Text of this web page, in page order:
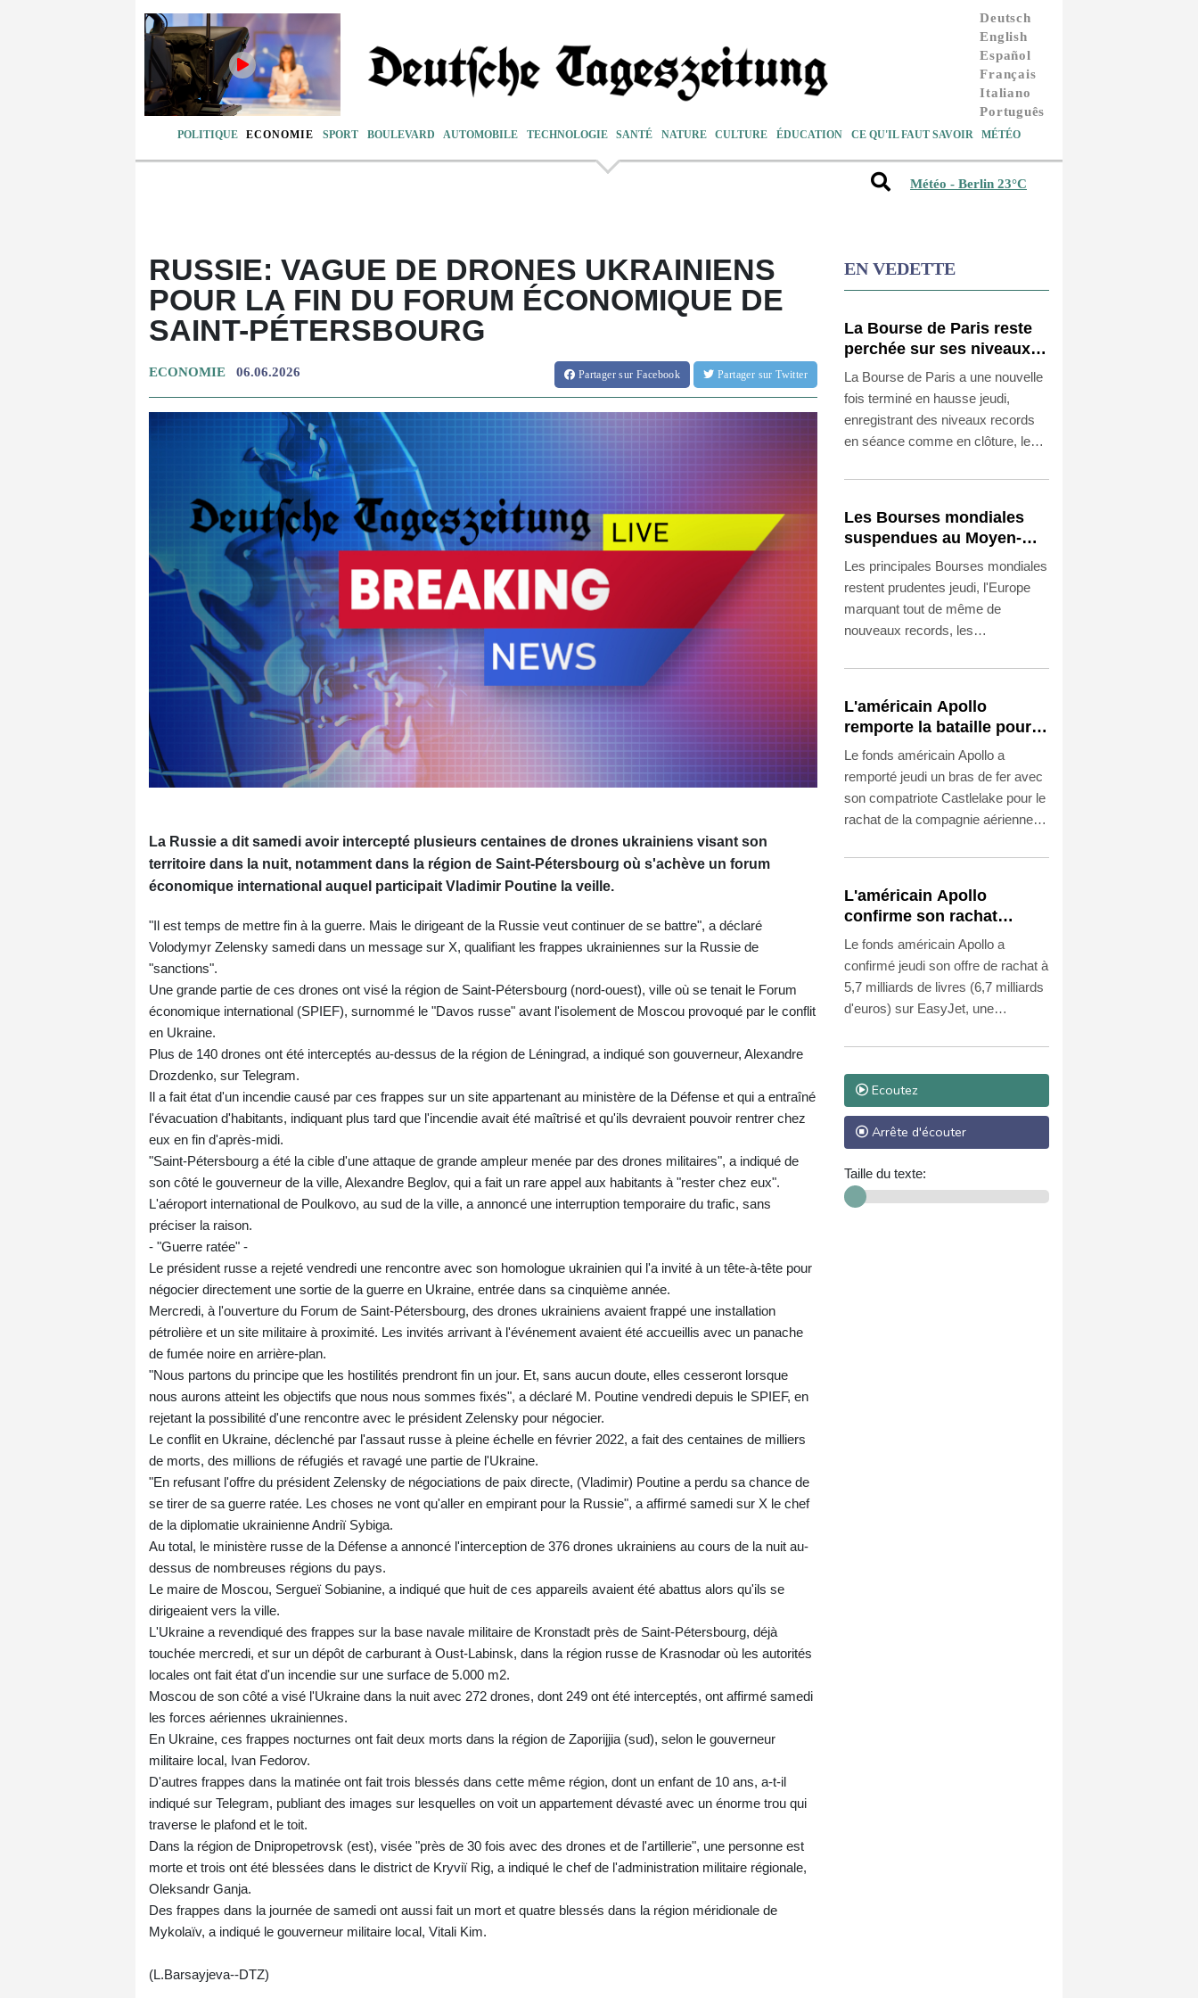
Deutsch
English
Español
Français
Italiano
Português
POLITIQUE ECONOMIE SPORT BOULEVARD AUTOMOBILE TECHNOLOGIE SANTÉ NATURE CULTURE ÉDUCATION CE QU'IL FAUT SAVOIR MÉTÉO
Météo - Berlin 23°C
RUSSIE: VAGUE DE DRONES UKRAINIENS
POUR LA FIN DU FORUM ÉCONOMIQUE DE
SAINT-PÉTERSBOURG
ECONOMIE 06.06.2026 Partagersur Facebook Partager sur Twitter
La Russie a dit samedi avoir intercepté plusieurs centaines de drones ukrainiens visant son
territoire dans la nuit, notamment dans la région de Saint-Pétersbourg où s'achève un forum
économique international auquel participait Vladimir Poutine la veille.
"Il est temps de mettre fin à la guerre. Mais le dirigeant de la Russie veut continuer de se battre", a déclaré
Volodymyr Zelensky samedi dans un message sur X, qualifiant les frappes ukrainiennes sur la Russie de
"sanctions".
Une grande partie de ces drones ont visé la région de Saint-Pétersbourg (nord-ouest), ville où se tenait le Forum
économique international (SPIEF), surnommé le "Davos russe" avant l'isolement de Moscou provoqué par le conflit
en Ukraine.
Plus de 140 drones ont été interceptés au-dessus de la région de Léningrad, a indiqué son gouverneur, Alexandre
Drozdenko, sur Telegram.
Il a fait état d'un incendie causé par ces frappes sur un site appartenant au ministère de la Défense et qui a entraîné
l'évacuation d'habitants, indiquant plus tard que l'incendie avait été maîtrisé et qu'ils devraient pouvoir rentrer chez
eux en fin d'après-midi.
"Saint-Pétersbourg a été la cible d'une attaque de grande ampleur menée par des drones militaires", a indiqué de
son côté le gouverneur de la ville, Alexandre Beglov, qui a fait un rare appel aux habitants à "rester chez eux".
L'aéroport international de Poulkovo, au sud de la ville, a annoncé une interruption temporaire du trafic, sans
préciser la raison.
- "Guerre ratée" -
Le président russe a rejeté vendredi une rencontre avec son homologue ukrainien qui l'a invité à un tête-à-tête pour
négocier directement une sortie de la guerre en Ukraine, entrée dans sa cinquième année.
Mercredi, à l'ouverture du Forum de Saint-Pétersbourg, des drones ukrainiens avaient frappé une installation
pétrolière et un site militaire à proximité. Les invités arrivant à l'événement avaient été accueillis avec un panache
de fumée noire en arrière-plan.
"Nous partons du principe que les hostilités prendront fin un jour. Et, sans aucun doute, elles cesseront lorsque
nous aurons atteint les objectifs que nous nous sommes fixés", a déclaré M. Poutine vendredi depuis le SPIEF, en
rejetant la possibilité d'une rencontre avec le président Zelensky pour négocier.
Le conflit en Ukraine, déclenché par l'assaut russe à pleine échelle en février 2022, a fait des centaines de milliers
de morts, des millions de réfugiés et ravagé une partie de l'Ukraine.
"En refusant l'offre du président Zelensky de négociations de paix directe, (Vladimir) Poutine a perdu sa chance de
se tirer de sa guerre ratée. Les choses ne vont qu'aller en empirant pour la Russie", a affirmé samedi sur X le chef
de la diplomatie ukrainienne Andriï Sybiga.
Au total, le ministère russe de la Défense a annoncé l'interception de 376 drones ukrainiens au cours de la nuit au-
dessus de nombreuses régions du pays.
Le maire de Moscou, Sergueï Sobianine, a indiqué que huit de ces appareils avaient été abattus alors qu'ils se
dirigeaient vers la ville.
L'Ukraine a revendiqué des frappes sur la base navale militaire de Kronstadt près de Saint-Pétersbourg, déjà
touchée mercredi, et sur un dépôt de carburant à Oust-Labinsk, dans la région russe de Krasnodar où les autorités
locales ont fait état d'un incendie sur une surface de 5.000 m2.
Moscou de son côté a visé l'Ukraine dans la nuit avec 272 drones, dont 249 ont été interceptés, ont affirmé samedi
les forces aériennes ukrainiennes.
En Ukraine, ces frappes nocturnes ont fait deux morts dans la région de Zaporijjia (sud), selon le gouverneur
militaire local, Ivan Fedorov.
D'autres frappes dans la matinée ont fait trois blessés dans cette même région, dont un enfant de 10 ans, a-t-il
indiqué sur Telegram, publiant des images sur lesquelles on voit un appartement dévasté avec un énorme trou qui
traverse le plafond et le toit.
Dans la région de Dnipropetrovsk (est), visée "près de 30 fois avec des drones et de l'artillerie", une personne est
morte et trois ont été blessées dans le district de Kryviï Rig, a indiqué le chef de l'administration militaire régionale,
Oleksandr Ganja.
Des frappes dans la journée de samedi ont aussi fait un mort et quatre blessés dans la région méridionale de
Mykolaïv, a indiqué le gouverneur militaire local, Vitali Kim.
(L.Barsayjeva--DTZ)
EN VEDETTE
La Bourse de Paris reste
perchée sur ses niveaux
records
La Bourse de Paris a une nouvelle
fois terminé en hausse jeudi,
enregistrant des niveaux records
en séance comme en clôture, les
avancées au Moyen-Orient en vue
d'Ormuz.
Les Bourses mondiales
suspendues au Moyen-
Orient, records en Europe
Les principales Bourses mondiales
restent prudentes jeudi, l'Europe
marquant tout de même de
nouveaux records, les
avancées au Moyen-Orient pour
L'américain Apollo
remporte la bataille pour
racheter EasyJet
Le fonds américain Apollo a
remporté jeudi un bras de fer avec
son compatriote Castlelake pour le
rachat de la compagnie aérienne
s'empare pour 5,7 milliards de
terme de deux mois de
négociations et d'enchères.
L'américain Apollo
confirme son rachat
d'EasyJet pour 5,7
milliards de livres
Le fonds américain Apollo a
confirmé jeudi son offre de rachat à
5,7 milliards de livres (6,7 milliards
d'euros) sur EasyJet, une
d'administration de la compagnie
aérienne britannique, ont annoncé
les deux entreprises dans un
communiqué.
Ecoutez
Arrête d'écouter
Taille du texte: